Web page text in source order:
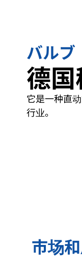
バルブ
德
它是一种直
行业。
市场